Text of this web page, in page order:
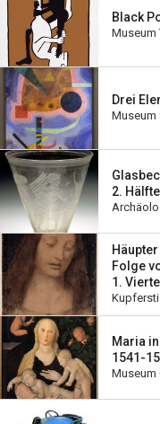
Black
Museum
Drei
Museum
2.
Folge
1.
Maria
1541-
Museum